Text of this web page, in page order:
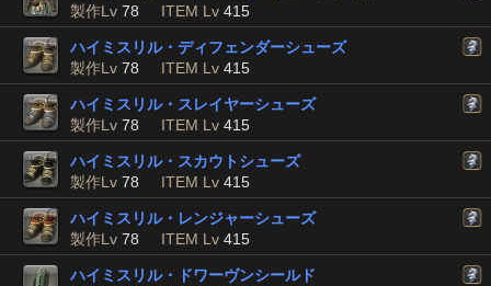
製作Lv 78 ITEM Lv 415
ハイミスリル・ディフェンダーシューズ
製作Lv 78 ITEM Lv 415
ハイミスリル・スレイヤーシューズ
製作Lv 78 ITEM Lv 415
ハイミスリル・スカウトシューズ
製作Lv 78 ITEM Lv 415
ハイミスリル・レンジャーシューズ
製作Lv 78 ITEM Lv 415
ハイミスリル・ドワーヴンシールド